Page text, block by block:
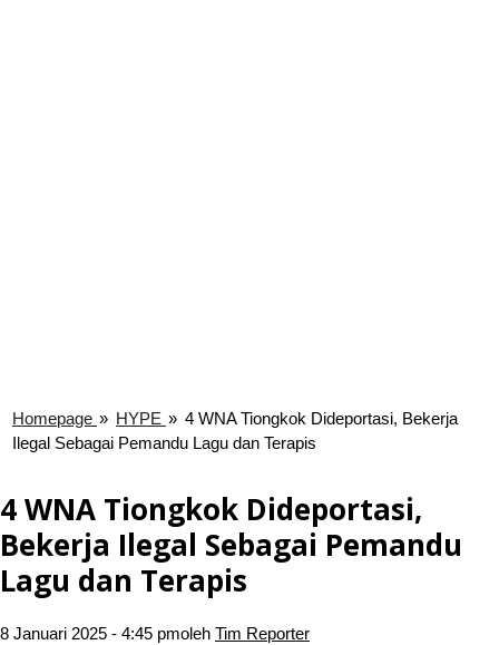
Homepage » HYPE » 4 WNA Tiongkok Dideportasi, Bekerja
Ilegal Sebagai Pemandu Lagu dan Terapis
4 WNA Tiongkok Dideportasi,
Bekerja Ilegal Sebagai Pemandu
Lagu dan Terapis
8 Januari 2025 - 4:45 pmoleh Tim Reporter